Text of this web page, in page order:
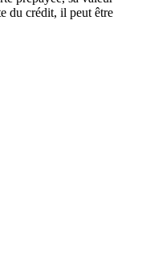
du crédit, il peut être